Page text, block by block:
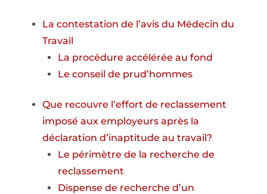
La contestation de l’avis du Médecin du
Travail
La procédure accélérée au fond
Le conseil de prud’hommes
Que recouvre l’effort de reclassement
imposé aux employeurs après la
déclaration d’inaptitude au travail?
Le périmètre de la recherche de
reclassement
Dispense de recherche d’un